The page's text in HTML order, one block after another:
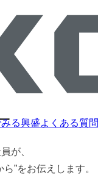
る興盛よくある質問
が、
”をお伝えします。